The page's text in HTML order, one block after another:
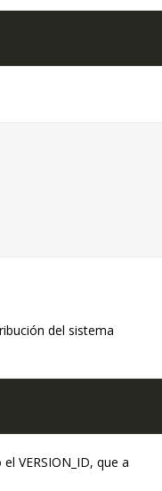
del sistema
VERSION_ID, que a